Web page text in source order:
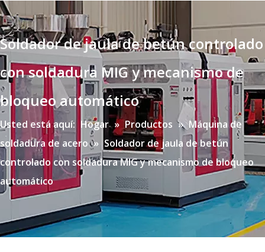
Soldador de jaula de betún controlado
con soldadura MIG y mecanismo de
bloqueo automático
Usted está aquí: Hogar » Productos » Máquina de
soldadura de acero » Soldador de jaula de betún
controlado con soldadura MIG y mecanismo de bloqueo
automático